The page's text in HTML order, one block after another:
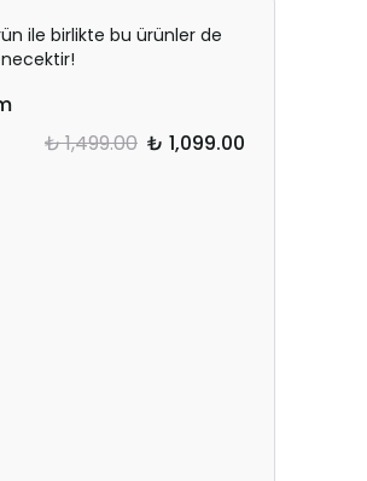
ile birlikte bu ürünler de
₺ 1,499.00 ₺ 1,099.00